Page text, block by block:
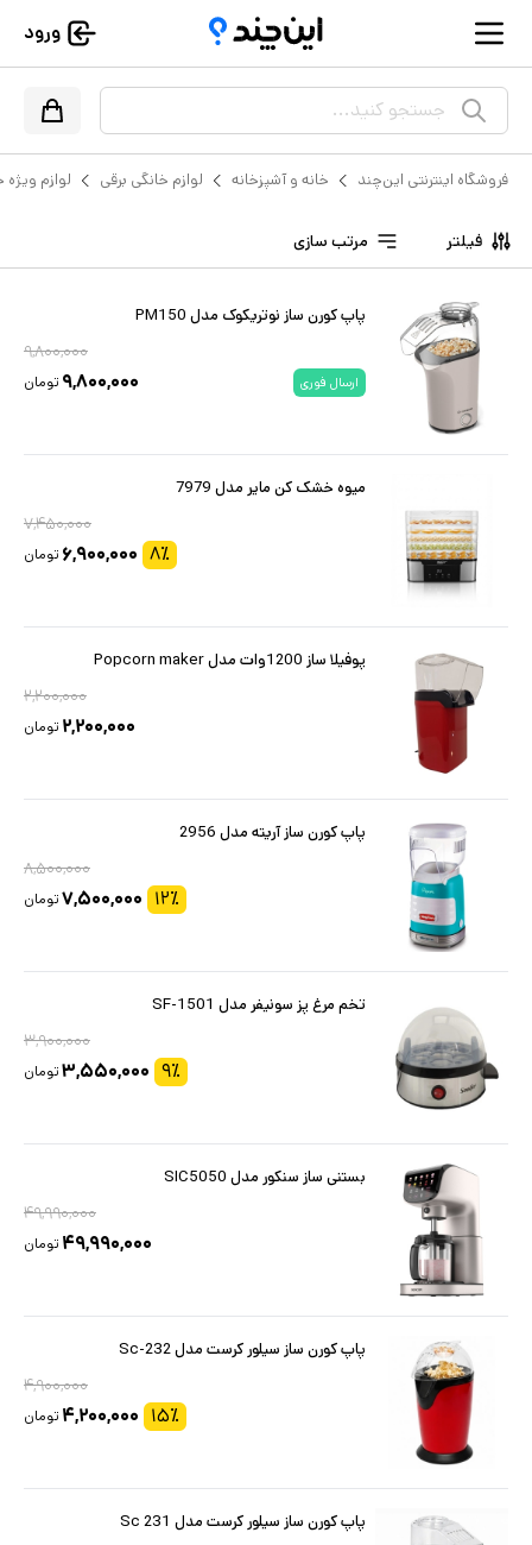
ورود
جستجو کنید...
فروشگاه اینترنتی این‌چند خانه و آشپزخانه لوازم خانگی برقی لوازم
فیلتر مرتب سازی
پاپ کورن ساز نوتریکوک مدل PM150
۹,۸۰۰,۰۰۰
ارسال فوری ۹,۸۰۰,۰۰۰ تومان
میوه خشک کن مایر مدل 7979
۷,۴۵۰,۰۰۰
۸٪ ۶,۹۰۰,۰۰۰ تومان
پوفیلا ساز 1200وات مدل Popcorn maker
۲,۲۰۰,۰۰۰
۲,۲۰۰,۰۰۰ تومان
پاپ کورن ساز آریته مدل 2956
۸,۵۰۰,۰۰۰
۱۲٪ ۷,۵۰۰,۰۰۰تومان
تخم مرغ پز سونیفر مدل SF-1501
۳,۹۰۰,۰۰۰
۹٪ ۳,۵۵۰,۰۰۰تومان
بستنی ساز سنکور مدل SIC5050
۴۹,۹۹۰,۰۰۰
۴۹,۹۹۰,۰۰۰ تومان
پاپ کورن ساز سیلور کرست مدل Sc-232
۴,۹۰۰,۰۰۰
۱۵٪ ۴,۲۰۰,۰۰۰ تومان
پاپ کورن ساز سیلور کرست مدل Sc 231